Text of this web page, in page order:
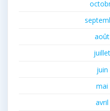
juin
mai